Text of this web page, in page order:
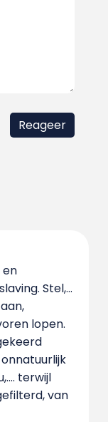
en
Stel,…
lopen.
terwijl
van